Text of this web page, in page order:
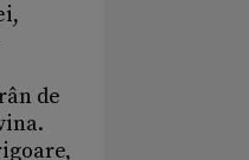
de